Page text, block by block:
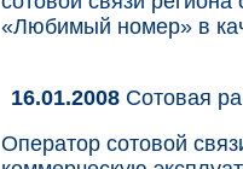
«Любимый номер» в
16.01.2008 Сотовая
Оператор сотовой